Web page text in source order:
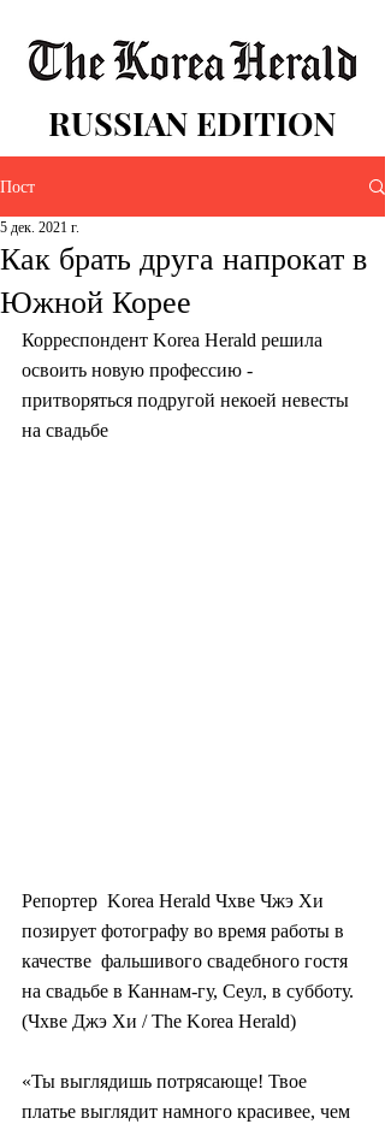
RUSSIAN EDITION
Пост
Как брать друга напрокат в
Южной Корее
5 дек. 2021 г.
Корреспондент Korea Herald решила
освоить новую профессию -
притворяться подругой некоей невесты
на свадьбе
Репортер  Korea Herald Чхве Чжэ Хи
позирует фотографу во время работы в
качестве  фальшивого свадебного гостя
на свадьбе в Каннам-гу, Сеул, в субботу.
(Чхве Джэ Хи / The Korea Herald)
«Ты выглядишь потрясающе! Твое
платье выглядит намного красивее, чем